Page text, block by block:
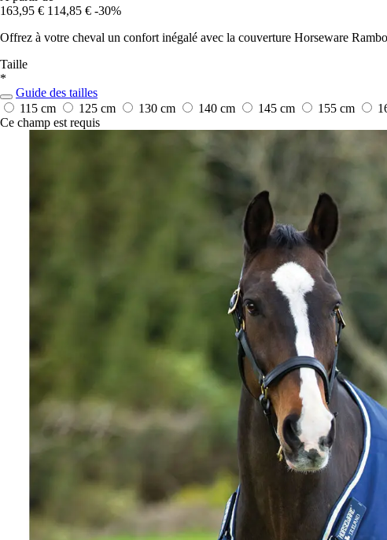
163,95 € 114,85 € -30%
Offrez à votre cheval un confort inégalé avec la couverture Horseware
Taille
*
Guide des tailles
115 cm
125 cm 130 cm 140 cm 145 cm 155 cm
Ce champ est requis